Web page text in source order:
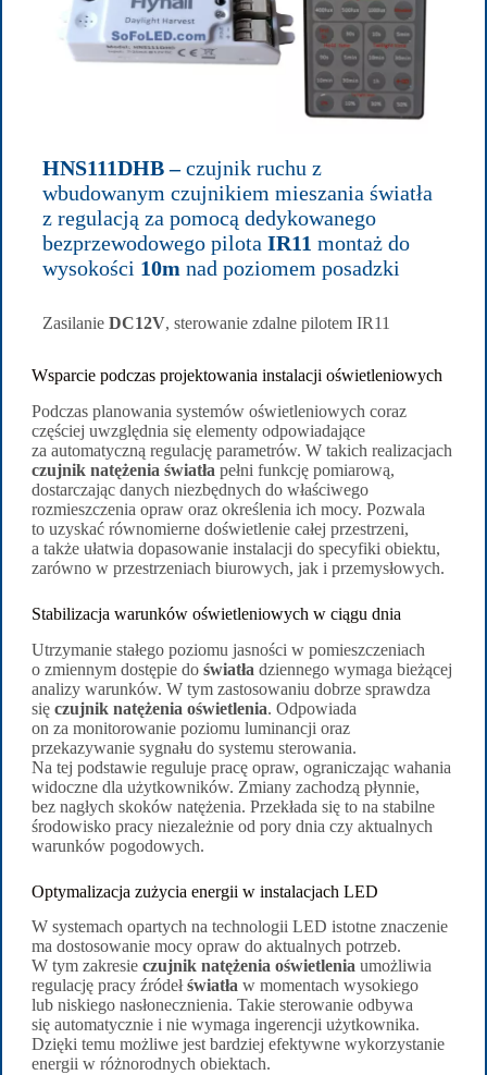
HNS111DHB –czujnik ruchu z
wbudowanym czujnikiem mieszania światła
z regulacją za pomocą dedykowanego
bezprzewodowego pilota IR11 montaż do
wysokości 10m nad poziomem posadzki
Zasilanie DC12V, sterowanie zdalne pilotem IR11
Wsparcie podczas projektowania instalacji oświetleniowych
Podczas planowania systemów oświetleniowych coraz
częściej uwzględnia się elementy odpowiadające
za automatyczną regulację parametrów. W takich realizacjach
czujnik natężenia światła pełni funkcję pomiarową,
dostarczając danych niezbędnych do właściwego
rozmieszczenia opraw oraz określenia ich mocy. Pozwala
to uzyskać równomierne doświetlenie całej przestrzeni,
a także ułatwia dopasowanie instalacji do specyfiki obiektu,
zarówno w przestrzeniach biurowych, jak i przemysłowych.
Stabilizacja warunków oświetleniowych w ciągu dnia
Utrzymanie stałego poziomu jasności w pomieszczeniach
o zmiennym dostępie do światła dziennego wymaga bieżącej
analizy warunków. W tym zastosowaniu dobrze sprawdza
się czujnik natężenia oświetlenia. Odpowiada
on za monitorowanie poziomu luminancji oraz
przekazywanie sygnału do systemu sterowania.
Na tej podstawie reguluje pracę opraw, ograniczając wahania
widoczne dla użytkowników. Zmiany zachodzą płynnie,
bez nagłych skoków natężenia. Przekłada się to na stabilne
środowisko pracy niezależnie od pory dnia czy aktualnych
warunków pogodowych.
Optymalizacja zużycia energii w instalacjach LED
W systemach opartych na technologii LED istotne znaczenie
ma dostosowanie mocy opraw do aktualnych potrzeb.
W tym zakresie czujnik natężenia oświetlenia umożliwia
regulację pracy źródełświatła w momentach wysokiego
lub niskiego nasłonecznienia. Takie sterowanie odbywa
się automatycznie i nie wymaga ingerencji użytkownika.
Dzięki temu możliwe jest bardziej efektywne wykorzystanie
energii w różnorodnych obiektach.